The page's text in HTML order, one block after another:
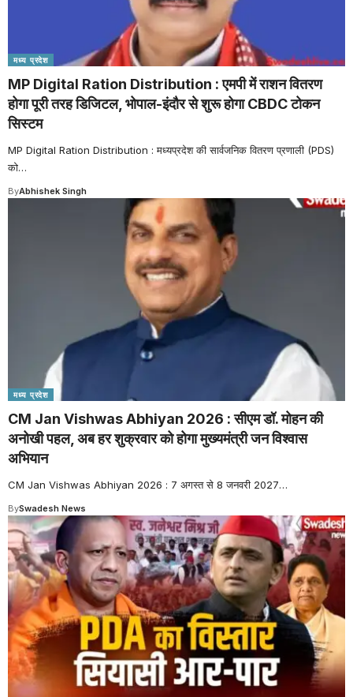
मध्य प्रदेश
MP Digital Ration Distribution : एमपी में राशन वितरण
होगा पूरी तरह डिजिटल, भोपाल-इंदौर से शुरू होगा CBDC टोकन
सिस्टम
MP Digital Ration Distribution : मध्यप्रदेश की सार्वजनिक वितरण प्रणाली (PDS)
को…
ByAbhishek Singh
मध्य प्रदेश
CM Jan Vishwas Abhiyan 2026 : सीएम डॉ. मोहन की
अनोखी पहल, अब हर शुक्रवार को होगा मुख्यमंत्री जन विश्वास
अभियान
CM Jan Vishwas Abhiyan 2026 : 7 अगस्त से 8 जनवरी 2027…
BySwadesh News